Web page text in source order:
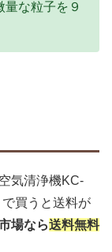
量な粒子を９
気清浄機KC-
買うと送料が
場なら送料無料